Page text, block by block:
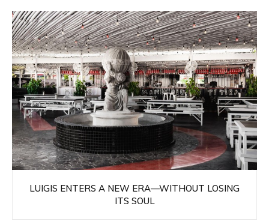
LUIGIS ENTERS A NEW ERA—WITHOUT LOSING
ITS SOUL